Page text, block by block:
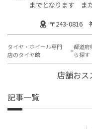
までとなります ま
〒243-0816
タイヤ・ホイール専門
店のタイヤ館
都道府
ら探す
店舗おス
記事一覧